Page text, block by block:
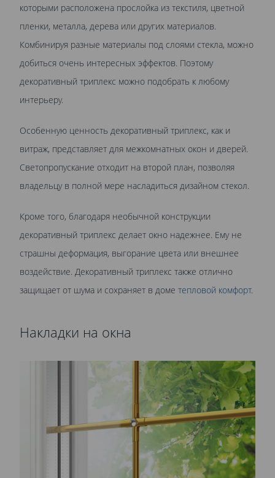
которыми расположена прослойка из текстиля, цветной
пленки, металла, дерева или других материалов.
Комбинируя разные материалы под слоями стекла, можно
добиться очень интересных эффектов. Поэтому
декоративный триплекс можно подобрать к любому
интерьеру.
Особенную ценность декоративный триплекс, как и
витраж, представляет для межкомнатных окон и дверей.
Светопропускание отходит на второй план, позволяя
владельцу в полной мере насладиться дизайном стекол.
Кроме того, благодаря необычной конструкции
декоративный триплекс делает окно надежнее. Ему не
страшны деформация, выгорание цвета или внешнее
воздействие. Декоративный триплекс также отлично
защищает от шума и сохраняет в доме тепловой комфорт.
Накладки на окна